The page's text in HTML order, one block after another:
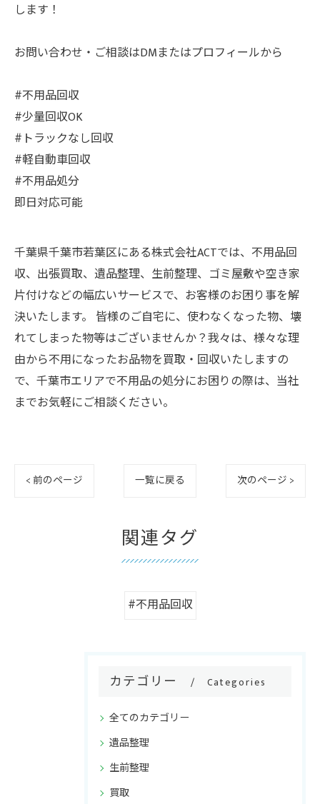
します！
お問い合わせ・ご相談はDMまたはプロフィールから
#不用品回収
#少量回収OK
#トラックなし回収
#軽自動車回収
#不用品処分
即日対応可能
千葉県千葉市若葉区にある株式会社ACTでは、不用品回
収、出張買取、遺品整理、生前整理、ゴミ屋敷や空き家
片付けなどの幅広いサービスで、お客様のお困り事を解
決いたします。 皆様のご自宅に、使わなくなった物、壊
れてしまった物等はございませんか？我々は、様々な理
由から不用になったお品物を買取・回収いたしますの
で、千葉市エリアで不用品の処分にお困りの際は、当社
までお気軽にご相談ください。
< 前のページ 一覧に戻る 次のページ >
関連タグ
#不用品回収
カテゴリー Categories
全てのカテゴリー
遺品整理
生前整理
買取